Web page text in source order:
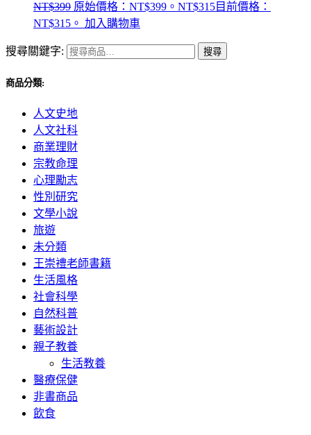
NT$399 原始價格：NT$399。 NT$315目前價格：
NT$315。 加入購物車
搜尋關鍵字: 搜尋
商品分類:
人文史地
人文社科
商業理財
宗教命理
心理勵志
性別研究
文學小說
旅遊
未分類
王崇禮老師書籍
生活風格
社會科學
自然科普
藝術設計
親子教養
生活教養
醫療保健
非書商品
飲食